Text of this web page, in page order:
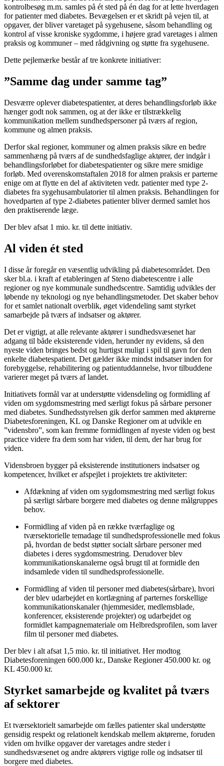
kontrolbesøg m.m. samles på ét sted på én dag for at lette hverdagen
for patienter med diabetes. Bevægelsen er et skridt på vejen til, at
opgaver, der bliver varetaget på sygehusene, såsom behandling og
kontrol af visse kroniske sygdomme, i højere grad varetages i almen
praksis og kommuner – med rådgivning og støtte fra sygehusene.
Dette pejlemærke består af tre konkrete initiativer:
”Samme dag under samme tag”
Desværre oplever diabetespatienter, at deres behandlingsforløb ikke
hænger godt nok sammen, og at der ikke er tilstrækkelig
kommunikation mellem sundhedspersoner på tværs af region,
kommune og almen praksis.
Derfor skal regioner, kommuner og almen praksis sikre en bedre
sammenhæng på tværs af de sundhedsfaglige aktører, der indgår i
behandlingsforløbet for diabetespatienter og sikre mere smidige
forløb. Med overenskomstaftalen 2018 for almen praksis er parterne
enige om at flytte en del af aktiviteten vedr. patienter med type 2-
diabetes fra sygehusambulatorier til almen praksis. Behandlingen for
hovedparten af type 2-diabetes patienter bliver dermed samlet hos
den praktiserende læge.
Der blev afsat 1 mio. kr. til dette initiativ.
Al viden ét sted
I disse år foregår en væsentlig udvikling på diabetesområdet. Den
sker bl.a. i kraft af etableringen af Steno diabetescentre i alle
regioner og nye kommunale sundhedscentre. Samtidig udvikles der
løbende ny teknologi og nye behandlingsmetoder. Det skaber behov
for et samlet nationalt overblik, øget videndeling samt styrket
samarbejde på tværs af indsatser og aktører.
Det er vigtigt, at alle relevante aktører i sundhedsvæsenet har
adgang til både eksisterende viden, herunder ny evidens, så den
nyeste viden bringes bedst og hurtigst muligt i spil til gavn for den
enkelte diabetespatient. Det gælder ikke mindst indsatser inden for
forebyggelse, rehabilitering og patientuddannelse, hvor tilbuddene
varierer meget på tværs af landet.
Initiativets formål var at understøtte vidensdeling og formidling af
viden om sygdomsmestring med særligt fokus på sårbare personer
med diabetes. Sundhedsstyrelsen gik derfor sammen med aktørerne
Diabetesforeningen, KL og Danske Regioner om at udvikle en
”vidensbro”, som kan fremme formidlingen af nyeste viden og best
practice videre fra dem som har viden, til dem, der har brug for
viden.
Vidensbroen bygger på eksisterende institutioners indsatser og
kompetencer, hvilket er afspejlet i projektets tre aktiviteter:
Afdækning af viden om sygdomsmestring med særligt fokus
på særligt sårbare borgere med diabetes og denne målgruppes
behov.
Formidling af viden på en række tværfaglige og
tværsektorielle temadage til sundhedsprofessionelle med fokus
på, hvordan de bedst støtter socialt sårbare personer med
diabetes i deres sygdomsmestring. Derudover blev
kommunikationskanalerne også brugt til at formidle den
indsamlede viden til sundhedsprofessionelle.
Formidling af viden til personer med diabetes(sårbare), hvori
der blev udarbejdet en kortlægning af parternes forskellige
kommunikationskanaler (hjemmesider, medlemsblade,
konferencer, eksisterende projekter) og udarbejdet og
formidlet kampagnemateriale om Helbredsprofilen, som laver
film til personer med diabetes.
Der blev i alt afsat 1,5 mio. kr. til initiativet. Her modtog
Diabetesforeningen 600.000 kr., Danske Regioner 450.000 kr. og
KL 450.000 kr.
Styrket samarbejde og kvalitet på tværs
af sektorer
Et tværsektorielt samarbejde om fælles patienter skal understøtte
gensidig respekt og relationelt kendskab mellem aktørerne, foruden
viden om hvilke opgaver der varetages andre steder i
sundhedsvæsenet og andre aktørers vigtige rolle og indsatser til
borgere med diabetes.